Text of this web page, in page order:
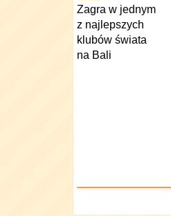
Zagra w jednym
z najlepszych
klubów świata
na Bali